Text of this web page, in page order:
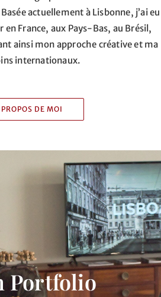
actuellement à Lisbonne, j’ai eu
France, aux Pays-Bas, au Brésil,
ainsi mon approche créative et ma
internationaux.
DE MOI
Portfolio